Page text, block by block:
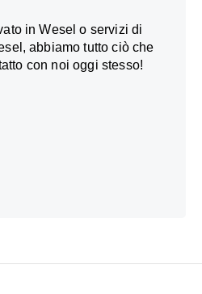
in Wesel o servizi di
abbiamo tutto ciò che
con noi oggi stesso!